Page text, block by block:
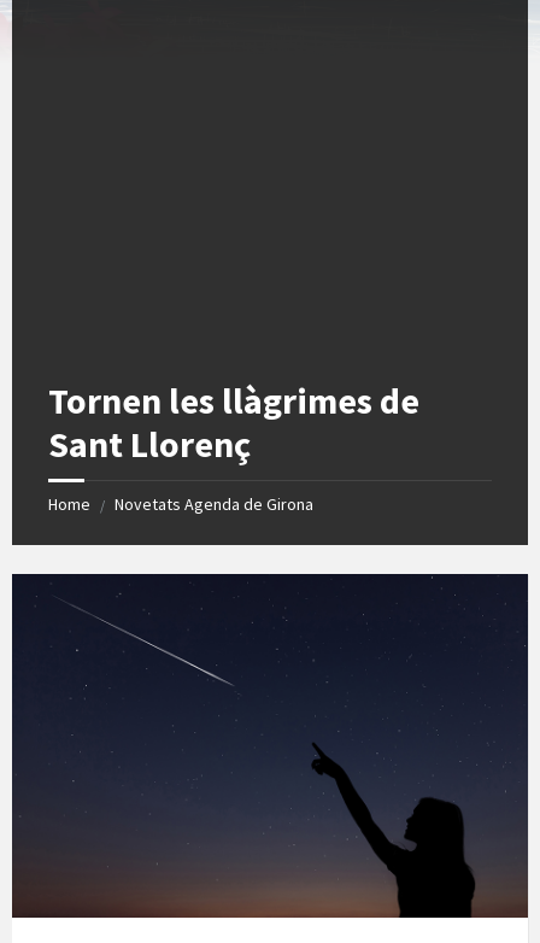
Tornen les llàgrimes de
Sant Llorenç
Home / Novetats Agenda de Girona